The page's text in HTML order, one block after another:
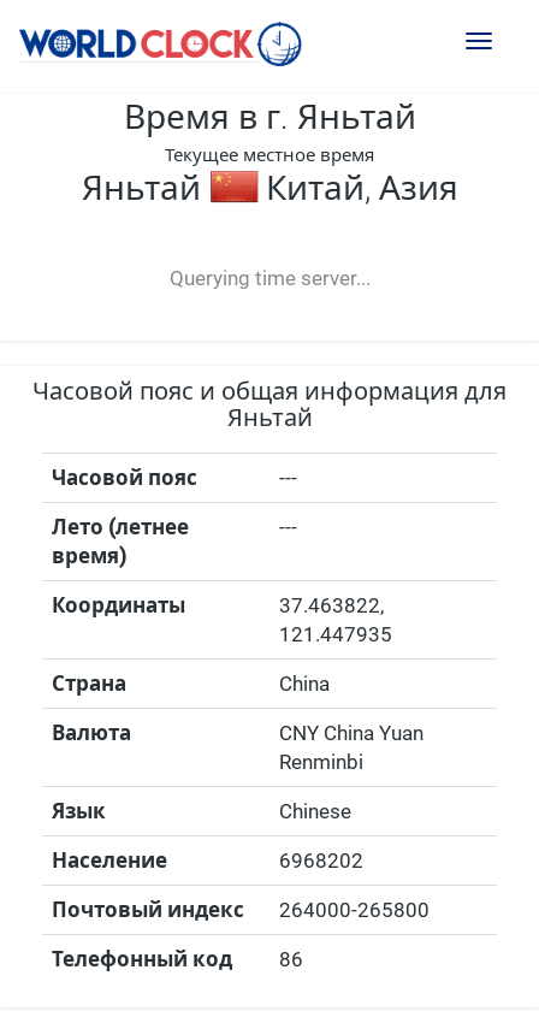
Toggle
Время в г. Яньтай
Текущее местное время
Яньтай Китай, Азия
Querying time server...
-- ---- ----
Часовой пояс и общая информация для
Яньтай
Часовой пояс ---
Лето (летнее
время)
---
Координаты 37.463822,
121.447935
Страна China
Валюта
CNY China Yuan
Renminbi
Язык Chinese
Население 6968202
Почтовый индекс 264000-265800
Телефонный код 86